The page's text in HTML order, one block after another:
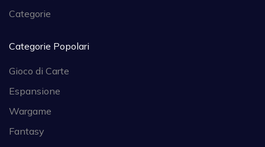
Categorie
Categorie Popolari
Gioco di Carte
Espansione
Wargame
Fantasy